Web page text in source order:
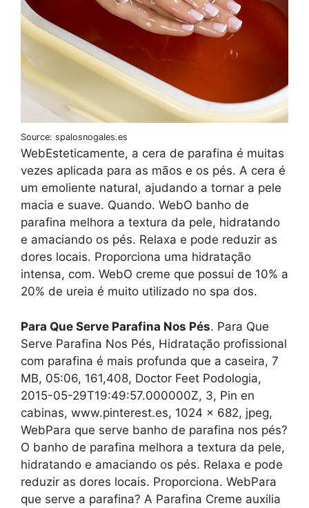
Source: spalosnogales.es
WebEsteticamente, a cera de parafina é muitas
vezes aplicada para as mãos e os pés. A cera é
um emoliente natural, ajudando a tornar a pele
macia e suave. Quando. WebO banho de
parafina melhora a textura da pele, hidratando
e amaciando os pés. Relaxa e pode reduzir as
dores locais. Proporciona uma hidratação
intensa, com. WebO creme que possui de 10% a
20% de ureia é muito utilizado no spa dos.
Para Que Serve Parafina Nos Pés. Para Que
Serve Parafina Nos Pés, Hidratação profissional
com parafina é mais profunda que a caseira, 7
MB, 05:06, 161,408, Doctor Feet Podologia,
2015-05-29T19:49:57.000000Z, 3, Pin en
cabinas, www.pinterest.es, 1024 x 682, jpeg,
WebPara que serve banho de parafina nos pés?
O banho de parafina melhora a textura da pele,
hidratando e amaciando os pés. Relaxa e pode
reduzir as dores locais. Proporciona. WebPara
que serve a parafina? A Parafina Creme auxilia